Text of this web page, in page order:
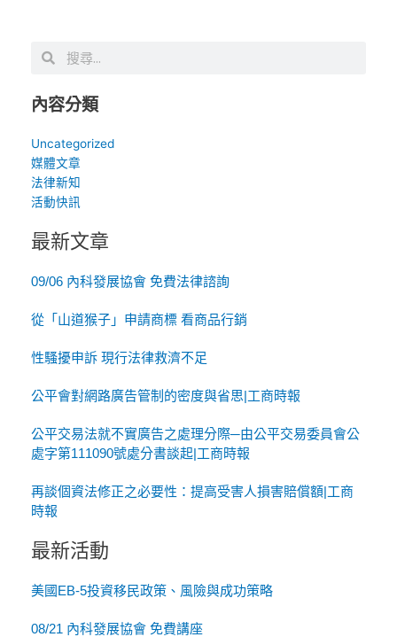
尋
內容分類
Uncategorized
媒體文章
法律新知
活動快訊
最新文章
09/06 內科發展協會 免費法律諮詢
從「山道猴子」申請商標 看商品行銷
性騷擾申訴 現行法律救濟不足
公平會對網路廣告管制的密度與省思|工商時報
公平交易法就不實廣告之處理分際─由公平交易委員會公
處字第111090號處分書談起|工商時報
再談個資法修正之必要性：提高受害人損害賠償額|工商
時報
最新活動
美國EB-5投資移民政策、風險與成功策略
08/21 內科發展協會 免費講座